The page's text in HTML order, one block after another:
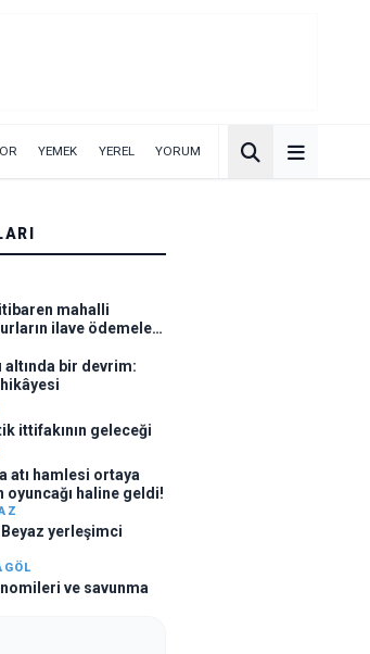
YEMEK YEREL YORUM
mahalli
ilave ödemeleri
altında bir devrim:
ittifakının geleceği
atı hamlesi ortaya
oyuncağı haline geldi!
yerleşimci
ve savunma